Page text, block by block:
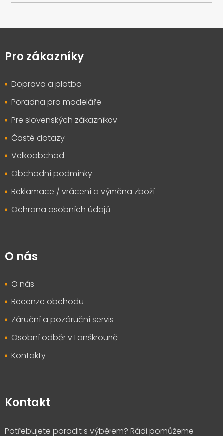
pPro zákazníky
Doprava a platba
Poradna pro modeláře
Pre slovenských zákazníkov
Časté dotazy
Velkoobchod
Obchodní podmínky
Reklamace / vrácení a výměna zboží
Ochrana osobních údajů
O nás
O nás
Recenze obchodu
Záruční a pozáruční servis
Osobní odběr v Lanškrouně
Kontakty
Kontakt